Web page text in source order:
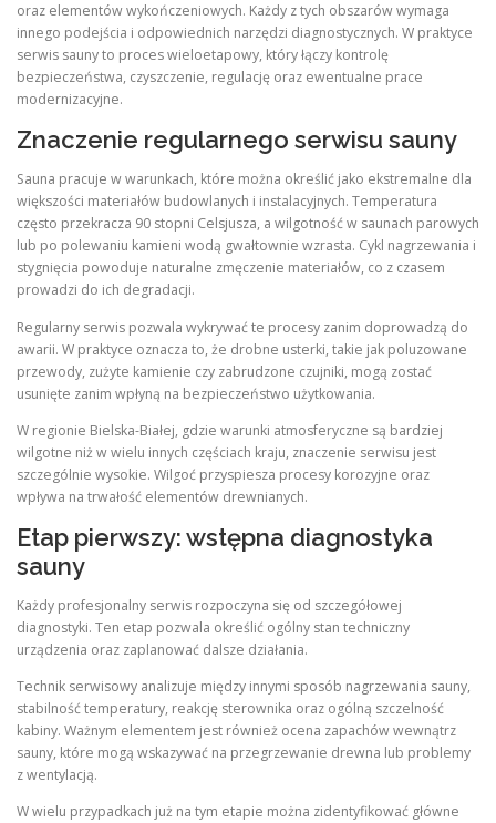
oraz elementów wykończeniowych. Każdy z tych obszarów wymaga
innego podejścia i odpowiednich narzędzi diagnostycznych. W praktyce
serwis sauny to proces wieloetapowy, który łączy kontrolę
bezpieczeństwa, czyszczenie, regulację oraz ewentualne prace
modernizacyjne.
Znaczenie regularnego serwisu sauny
Sauna pracuje w warunkach, które można określić jako ekstremalne dla
większości materiałów budowlanych i instalacyjnych. Temperatura
często przekracza 90 stopni Celsjusza, a wilgotność w saunach parowych
lub po polewaniu kamieni wodą gwałtownie wzrasta. Cykl nagrzewania i
stygnięcia powoduje naturalne zmęczenie materiałów, co z czasem
prowadzi do ich degradacji.
Regularny serwis pozwala wykrywać te procesy zanim doprowadzą do
awarii. W praktyce oznacza to, że drobne usterki, takie jak poluzowane
przewody, zużyte kamienie czy zabrudzone czujniki, mogą zostać
usunięte zanim wpłyną na bezpieczeństwo użytkowania.
W regionie Bielska-Białej, gdzie warunki atmosferyczne są bardziej
wilgotne niż w wielu innych częściach kraju, znaczenie serwisu jest
szczególnie wysokie. Wilgoć przyspiesza procesy korozyjne oraz
wpływa na trwałość elementów drewnianych.
Etap pierwszy: wstępna diagnostyka
sauny
Każdy profesjonalny serwis rozpoczyna się od szczegółowej
diagnostyki. Ten etap pozwala określić ogólny stan techniczny
urządzenia oraz zaplanować dalsze działania.
Technik serwisowy analizuje między innymi sposób nagrzewania sauny,
stabilność temperatury, reakcję sterownika oraz ogólną szczelność
kabiny. Ważnym elementem jest również ocena zapachów wewnątrz
sauny, które mogą wskazywać na przegrzewanie drewna lub problemy
z wentylacją.
W wielu przypadkach już na tym etapie można zidentyfikować główne